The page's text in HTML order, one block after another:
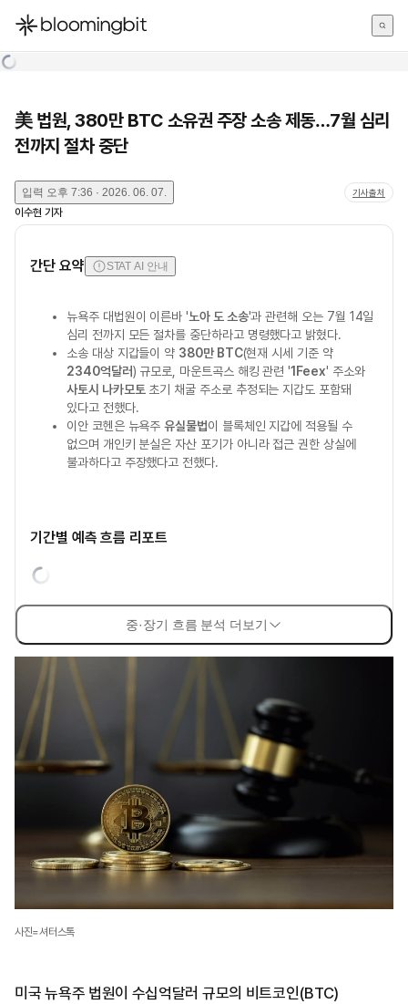
한국어
美 법원, 380만 BTC 소유권 주장 소송 제동…7월 심리
전까지 절차 중단
입력 오후 7:36 · 2026. 06. 07. 기사출처
이수현 기자
간단 요약 STAT AI 안내
뉴욕주 대법원이 이른바 '노아 도 소송'과 관련해 오는 7월 14일
심리 전까지 모든 절차를 중단하라고 명령했다고 밝혔다.
소송 대상 지갑들이 약 380만 BTC(현재 시세 기준 약
2340억달러) 규모로, 마운트곡스 해킹 관련 '1Feex' 주소와
사토시 나카모토초기 채굴 주소로 추정되는 지갑도 포함돼
있다고 전했다.
이안 코헨은 뉴욕주유실물법이 블록체인 지갑에 적용될 수
없으며 개인키 분실은 자산 포기가 아니라 접근 권한 상실에
불과하다고 주장했다고 전했다.
기간별 예측 흐름 리포트
중·장기 흐름 분석 더보기
사진=셔터스톡
미국 뉴욕주 법원이 수십억달러 규모의 비트코인(BTC)